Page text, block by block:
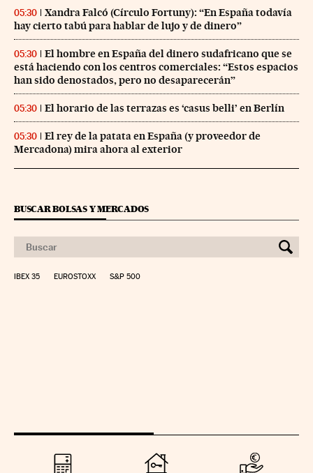
05:30
Xandra Falcó (Círculo Fortuny): “En España todavía
hay cierto tabú para hablar de lujo y de dinero”
05:30
El hombre en España del dinero sudafricano que se
está haciendo con los centros comerciales: “Estos espacios
han sido denostados, pero no desaparecerán”
05:30 El horario de las terrazas es ‘casus belli’ en Berlín
05:30
El rey de la patata en España (y proveedor de
Mercadona) mira ahora al exterior
BUSCAR BOLSAS Y MERCADOS
IBEX 35 EUROSTOXX S&P 500